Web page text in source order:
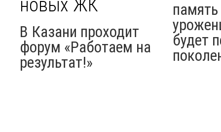
новых ЖК
В Казани проходит
форум «Работаем на
результат!»
будет